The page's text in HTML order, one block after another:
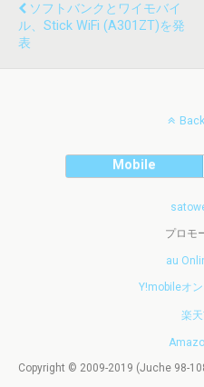
ソフトバンクとワイモバイ
ル、Stick WiFi (A301ZT)を発
表
Mobile
プロモ
au
Y!mobileオ
楽
Copyright © 2009-2019 (Juche 98-